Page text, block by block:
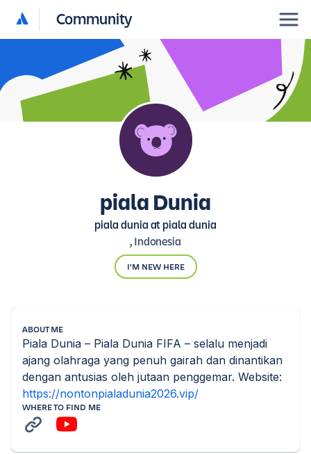
Community
piala Dunia
I'M NEW HERE
piala dunia at piala dunia
, Indonesia
ABOUT ME
Piala Dunia – Piala Dunia FIFA – selalu menjadi
ajang olahraga yang penuh gairah dan dinantikan
https://nontonpialadunia2026.vip/
WHERE TO FIND ME